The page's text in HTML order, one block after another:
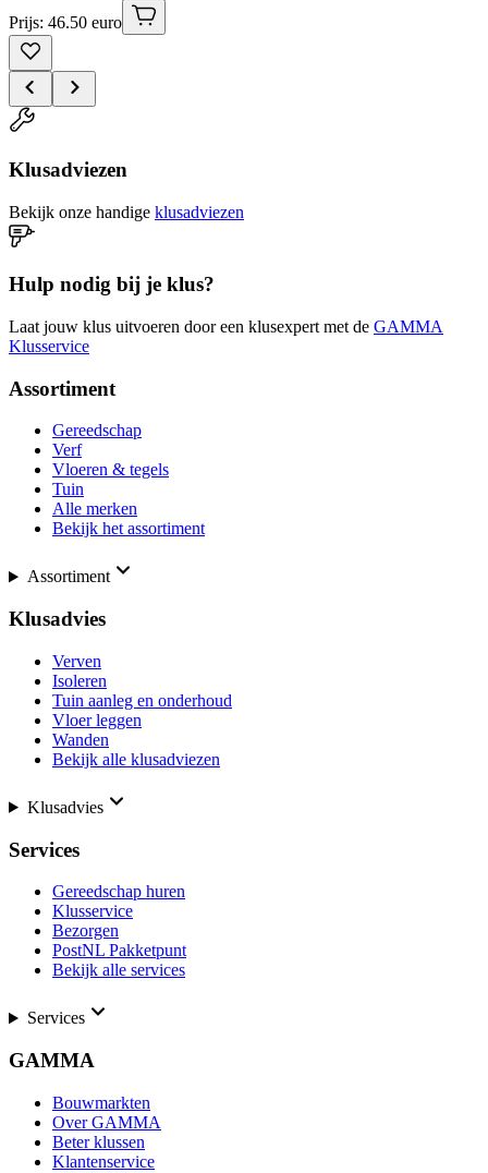
Prijs: 46.50 euro
Klusadviezen
Bekijk onze handige klusadviezen
Hulp nodig bij je klus?
Laat jouw klus uitvoeren door een klusexpert met de GAMMA
Klusservice
Assortiment
Gereedschap
Verf
Vloeren & tegels
Tuin
Alle merken
Bekijk het assortiment
Assortiment
Klusadvies
Verven
Isoleren
Tuin aanleg en onderhoud
Vloer leggen
Wanden
Bekijk alle klusadviezen
Klusadvies
Services
Gereedschap huren
Klusservice
Bezorgen
PostNL Pakketpunt
Bekijk alle services
Services
GAMMA
Bouwmarkten
Over GAMMA
Beter klussen
Klantenservice